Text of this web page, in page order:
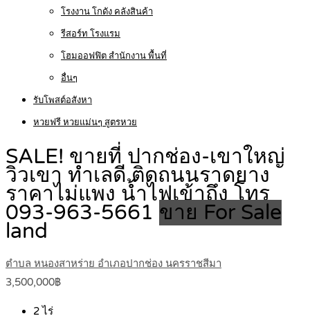
โรงงาน โกดัง คลังสินค้า
รีสอร์ท โรงแรม
โฮมออฟฟิต สำนักงาน พื้นที่
อื่นๆ
รับโพสต์อสังหา
หวยฟรี หวยแม่นๆ สูตรหวย
SALE! ขายที่ ปากช่อง-เขาใหญ่
วิวเขา ทำเลดี ติดถนนราดยาง
ราคาไม่แพง น้ำไฟเข้าถึง โทร
093-963-5661 ขาย For Sale
land
ตำบล หนองสาหร่าย อำเภอปากช่อง นครราชสีมา
3,500,000฿
2ไร่